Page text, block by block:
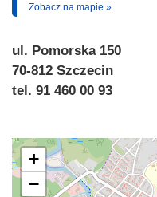
Zobacz na mapie »
ul. Pomorska 150
70-812 Szczecin
tel. 91 460 00 93
+
−